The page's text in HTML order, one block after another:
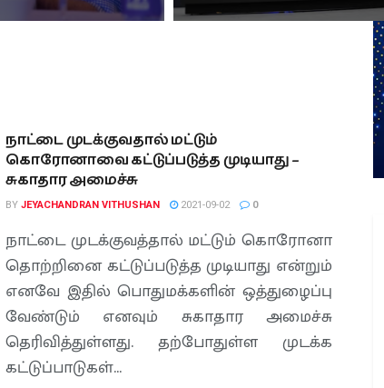
நாட்டை முடக்குவதால் மட்டும்
கொரோனாவை கட்டுப்படுத்த முடியாது –
சுகாதார அமைச்சு
BY JEYACHANDRAN VITHUSHAN 2021-09-02 0
நாட்டை முடக்குவத்தால் மட்டும் கொரோனா
தொற்றினை கட்டுப்படுத்த முடியாது என்றும்
எனவே இதில் பொதுமக்களின் ஒத்துழைப்பு
வேண்டும் எனவும் சுகாதார அமைச்சு
தெரிவித்துள்ளது. தற்போதுள்ள முடக்க
கட்டுப்பாடுகள்...